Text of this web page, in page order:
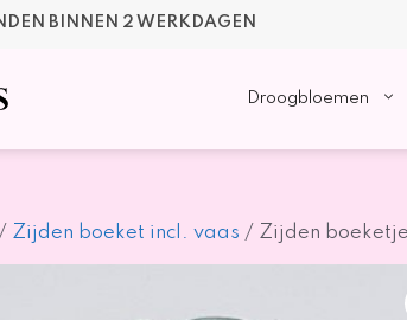
BINNEN 2 WERKDAGEN
Droogbloemen
/ Zijden boeket incl. vaas / Zijden